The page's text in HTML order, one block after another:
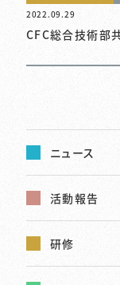
2022.09.29
CFC総合技術部
ニュース
活動報告
研修